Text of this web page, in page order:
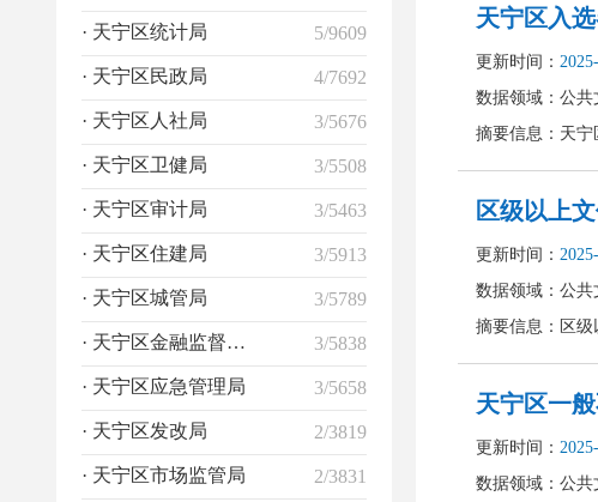
· 天宁区统计局 5/9609
· 天宁区民政局 4/7692
· 天宁区人社局 3/5676
· 天宁区卫健局 3/5508
· 天宁区审计局 3/5463
· 天宁区住建局 3/5913
· 天宁区城管局 3/5789
· 天宁区金融监督管理局 3/5838
· 天宁区应急管理局 3/5658
· 天宁区发改局 2/3819
· 天宁区市场监管局 2/3831